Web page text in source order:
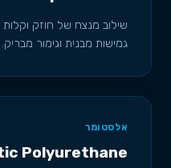
שילוב מנצח של חוזק
גמישות מבנית וגימור מבריק.
אלסטומר
Polyurethane